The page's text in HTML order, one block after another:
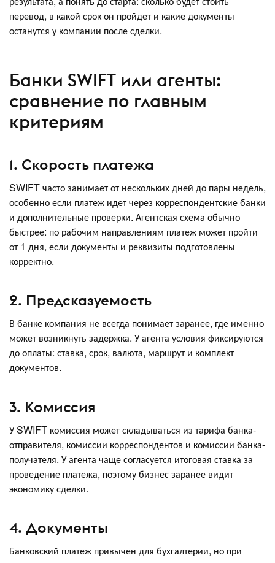
перевод, в какой срок он пройдет и какие документы
останутся у компании после сделки.
Банки SWIFT или агенты:
сравнение по главным
критериям
1. Скорость платежа
SWIFT часто занимает от нескольких дней до пары недель,
особенно если платеж идет через корреспондентские банки
и дополнительные проверки. Агентская схема обычно
быстрее: по рабочим направлениям платеж может пройти
от 1 дня, если документы и реквизиты подготовлены
корректно.
2. Предсказуемость
В банке компания не всегда понимает заранее, где именно
может возникнуть задержка. У агента условия фиксируются
до оплаты: ставка, срок, валюта, маршрут и комплект
документов.
3. Комиссия
У SWIFT комиссия может складываться из тарифа банка-
отправителя, комиссии корреспондентов и комиссии банка-
получателя. У агента чаще согласуется итоговая ставка за
проведение платежа, поэтому бизнес заранее видит
экономику сделки.
4. Документы
Банковский платеж привычен для бухгалтерии, но при